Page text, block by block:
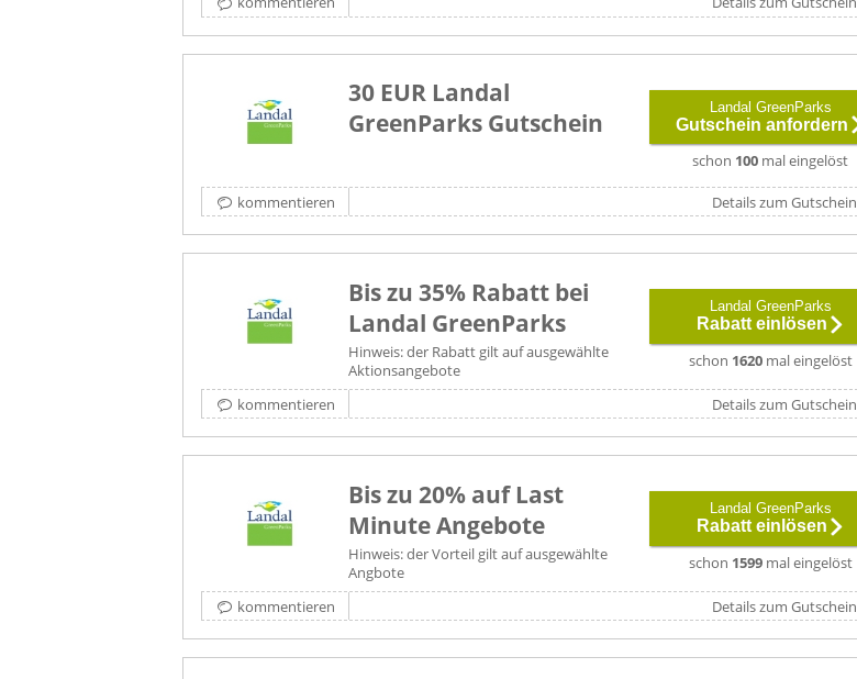
30 EUR Landal
GreenParks Gutschein
Landal GreenParks
Gutschein anfordern
schon 100 mal eingelöst
kommentieren Details zum Gutschein
Bis zu 35% Rabatt bei
Landal GreenParks
Hinweis: der Rabatt gilt auf ausgewählte
Aktionsangebote
Landal GreenParks
Rabatt einlösen
schon 1620mal eingelöst
kommentieren Details zum Gutschein
Bis zu 20% auf Last
Minute Angebote
Hinweis: der Vorteil gilt auf ausgewählte
Angbote
Landal GreenParks
Rabatt einlösen
schon 1599mal eingelöst
kommentieren Details zum Gutschein